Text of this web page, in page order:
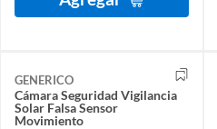
GENERICO
Cámara Seguridad Vigilancia
Solar Falsa Sensor
Movimiento